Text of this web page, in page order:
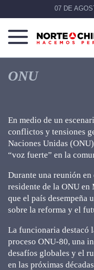
07 DE
Norte
De
Chihuahua
Más
que
ONU
En medio de un
conflictos y tensiones
Naciones Unidas
“voz fuerte” en la
Durante una reunión
residente de la ONU
que el país desempeña
sobre la reforma y el
La funcionaria destacó
proceso ONU-80, una
desafíos globales y el
en las próximas